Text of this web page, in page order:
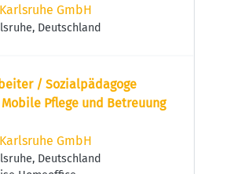
GmbH
Deutschland
/ Sozialpädagoge
Pflege und Betreuung
GmbH
Deutschland